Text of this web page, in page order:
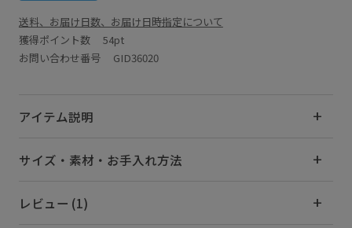
送料、お届け日数、お届け日時指定について
獲得ポイント数 54pt
お問い合わせ番号 GID36020
アイテム説明
サイズ・素材・お手入れ方法
レビュー (1)